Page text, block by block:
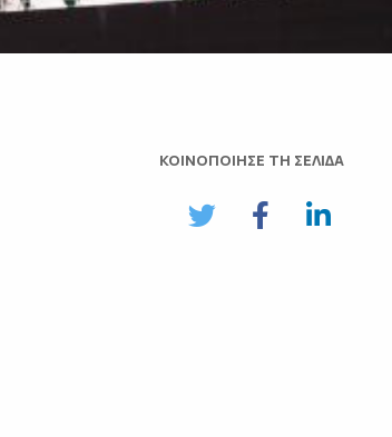
ΚΟΙΝΟΠΟΙΗΣΕ ΤΗ ΣΕΛΙΔΑ